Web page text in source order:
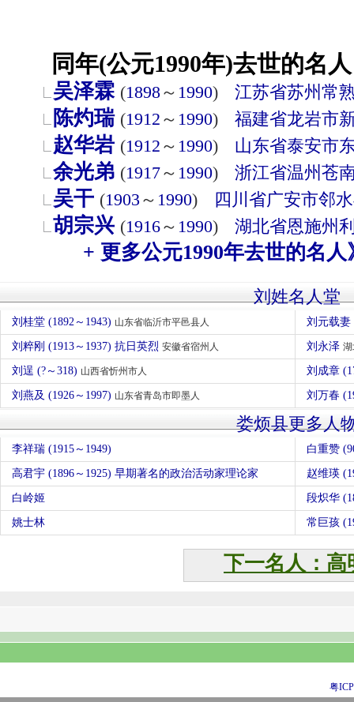
同年(公元1990年)去世的名
吴泽霖 (1898～ 1990) 江苏省苏州 常
陈灼瑞 (1912 ～ 1990) 福建省龙岩市
赵华岩 (1912 ～ 1990) 山东省泰安市
余光弟 (1917～ 1990) 浙江省温州 苍
吴干 (1903 ～ 1990) 四川省广安市邻
胡宗兴 (1916～ 1990) 湖北省恩施州
+ 更多公元1990年去世的名人
刘姓名人堂
刘桂堂 (1892～1943) 山东省临沂市平邑县人 刘元载妻
刘粹刚 (1913～1937) 抗日英烈 安徽省宿州人 刘永泽
刘逞 (?～318) 山西省忻州市人 刘成章
刘燕及 (1926～1997) 山东省青岛市即墨人 刘万春
娄烦县更多人
李祥瑞 (1915～1949) 白重赞
高君宇 (1896～1925) 早期著名的政治活动家理论家 赵维瑛
白岭姬 段炽华
姚士林 常巨孩
下一名人：高
粤